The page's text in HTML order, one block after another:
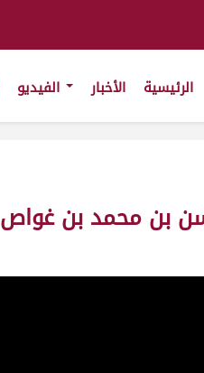
الرئيسية الأخبار